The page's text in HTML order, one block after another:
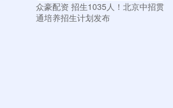
众豪配资 招生1035人！北京中招贯
通培养招生计划发布